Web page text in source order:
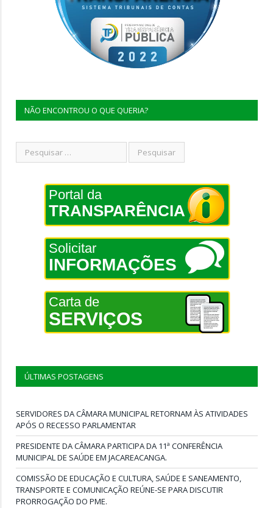
NÃO ENCONTROU O QUE QUERIA?
Portal da
TRANSPARÊNCIA
Solicitar
INFORMAÇÕES
Carta de
SERVIÇOS
ÚLTIMAS POSTAGENS
SERVIDORES DA CÂMARA MUNICIPAL RETORNAM ÀS ATIVIDADES
APÓS O RECESSO PARLAMENTAR
PRESIDENTE DA CÂMARA PARTICIPA DA 11ª CONFERÊNCIA
MUNICIPAL DE SAÚDE EM JACAREACANGA.
COMISSÃO DE EDUCAÇÃO E CULTURA, SAÚDE E SANEAMENTO,
TRANSPORTE E COMUNICAÇÃO REÚNE-SE PARA DISCUTIR
PRORROGAÇÃO DO PME.